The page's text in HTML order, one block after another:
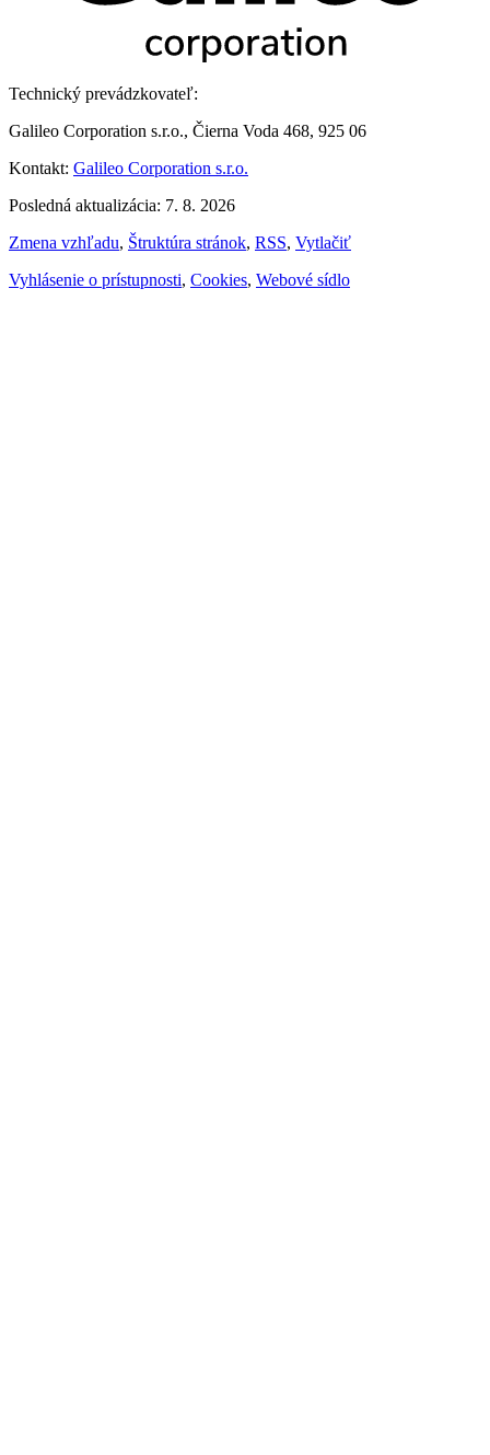
Technický prevádzkovateľ:
Galileo Corporation s.r.o., Čierna Voda 468, 925 06
Kontakt: Galileo Corporation s.r.o.
Posledná aktualizácia: 7. 8. 2026
Zmena vzhľadu, Štruktúra stránok, RSS, Vytlačiť
Vyhlásenie o prístupnosti, Cookies, Webové sídlo